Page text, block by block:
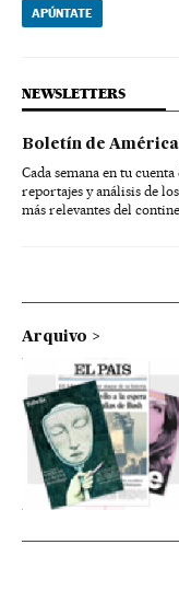
APÚNTATE
NEWSLETTERS
Boletín de América
Cada semana en tu
reportajes y análisis de
más relevantes del
Arquivo